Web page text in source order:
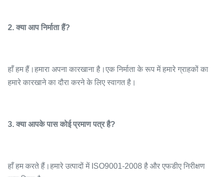
2. क्या आप निर्माता हैं?
हाँ हम हैं।हमारा अपना कारखाना है।एक निर्माता के रूप में हमारे ग्राहकों का
हमारे कारखाने का दौरा करने के लिए स्वागत है।
3. क्या आपके पास कोई प्रमाण पत्र है?
हाँ हम करते हैं।हमारे उत्पादों में ISO9001-2008 है और एफडीए निरीक्षण